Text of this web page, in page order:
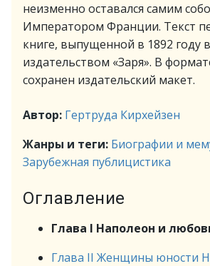
неизменно оставался самим
Императором Франции. Текст
книге, выпущенной в 1892 году
издательством «Заря». В
сохранен издательский макет.
Автор: Гертруда Кирхейзен
Жанры и теги: Биографии и
Зарубежная публицистика
Оглавление
Глава I Наполеон и
Глава II Женщины юности